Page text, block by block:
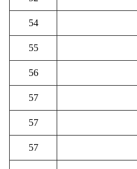
54
55
56
57
57
57